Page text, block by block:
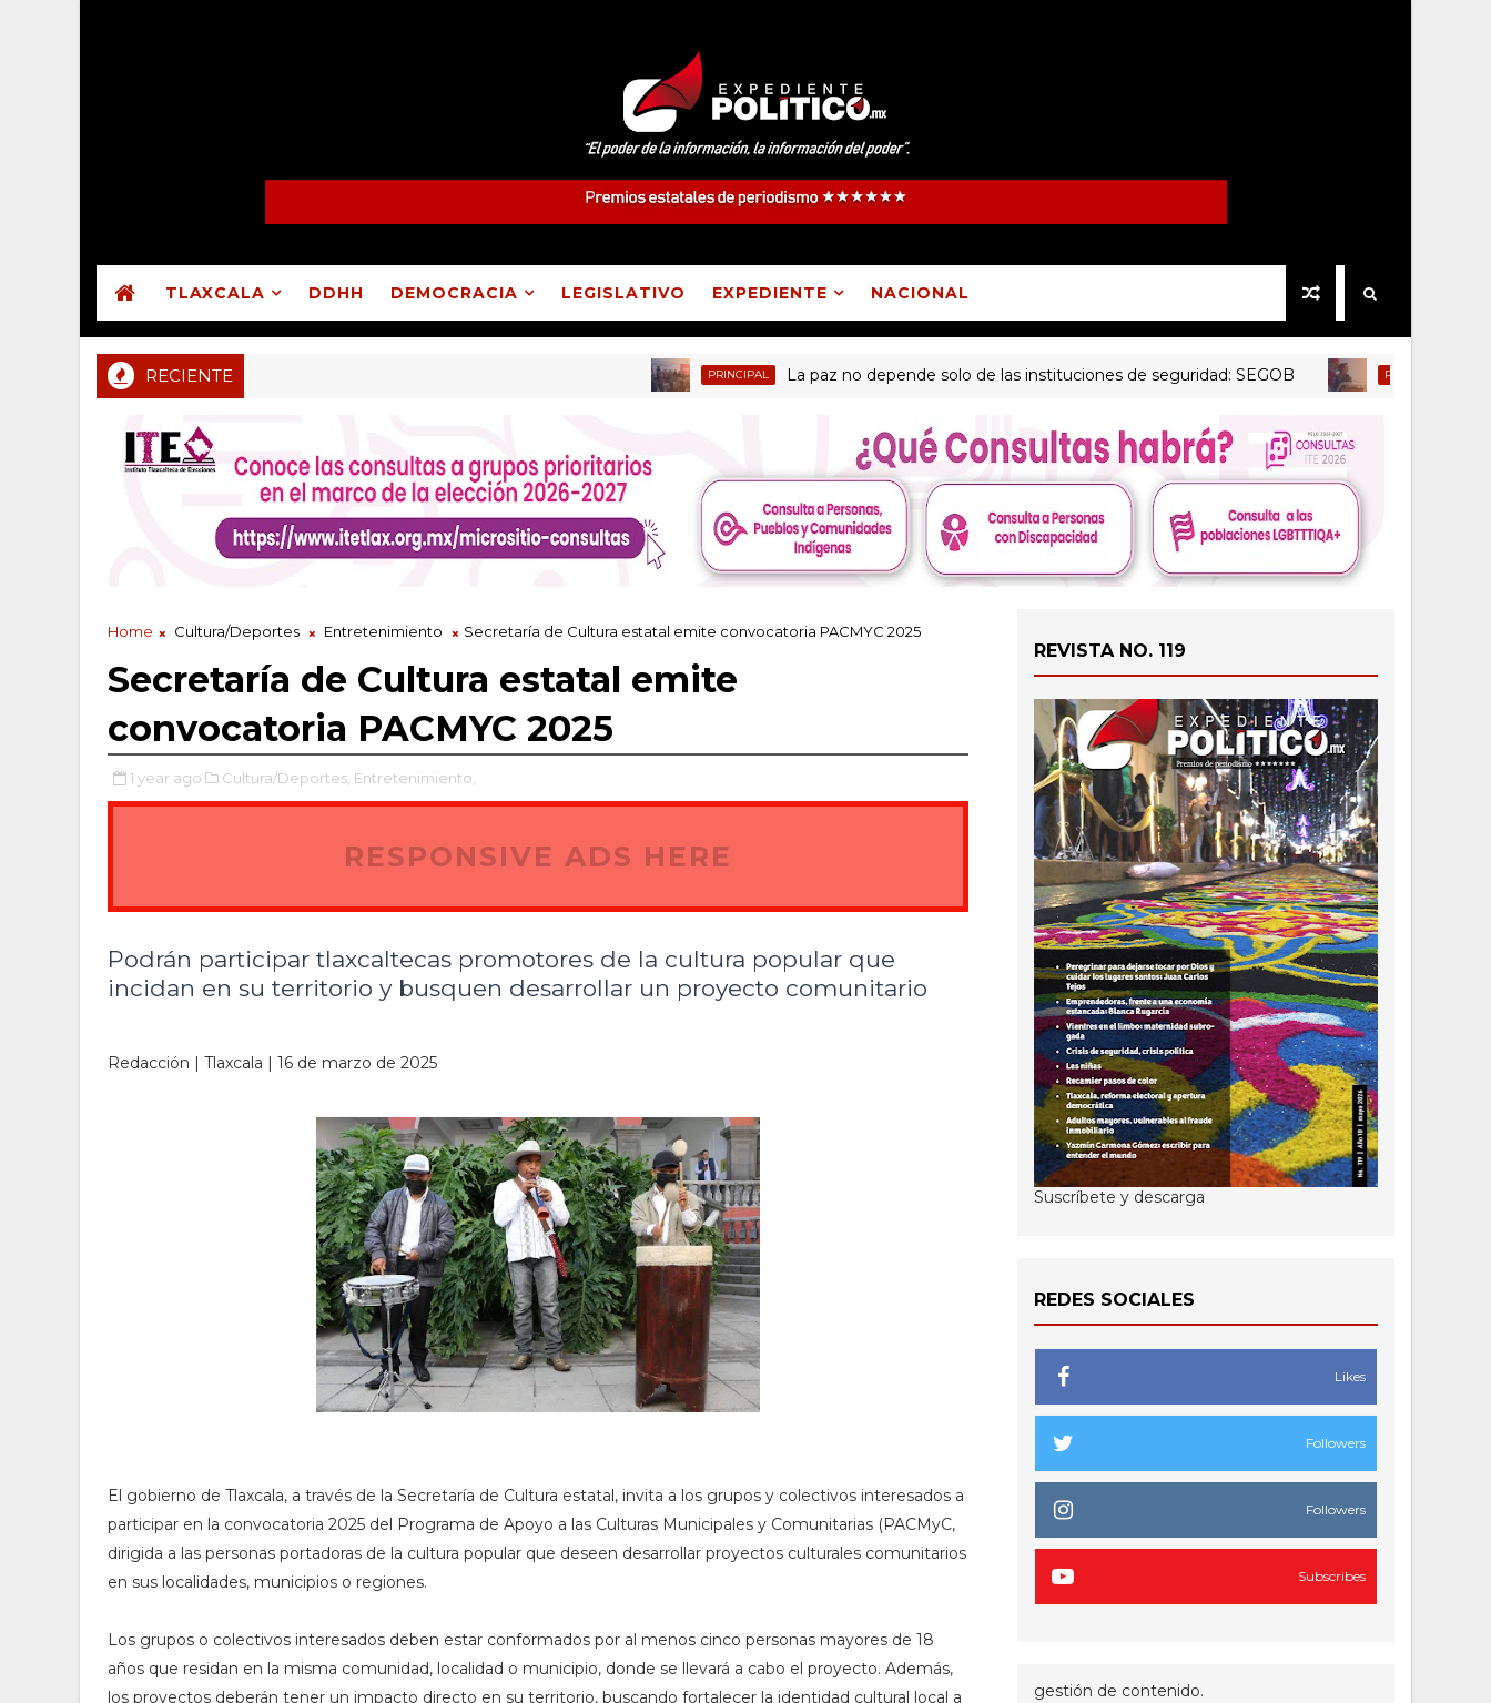
TLAXCALA DDHH DEMOCRACIA LEGISLATIVO EXPEDIENTE NACIONAL
RECIENTE PRINCIPAL La paz no depende solo de las instituciones de seguridad: SEGOB PRINCIPAL
Home Cultura/Deportes Entretenimiento Secretaría de Cultura estatal emite convocatoria PACMYC 2025
Secretaría de Cultura estatal emite
convocatoria PACMYC 2025
1 year ago Cultura/Deportes, Entretenimiento,
RESPONSIVE ADS HERE
Podrán participar tlaxcaltecas promotores de la cultura popular que
incidan en su territorio y busquen desarrollar un proyecto comunitario
Redacción | Tlaxcala | 16 de marzo de 2025
El gobierno de Tlaxcala, a través de la Secretaría de Cultura estatal, invita a los grupos y colectivos interesados a
participar en la convocatoria 2025 del Programa de Apoyo a las Culturas Municipales y Comunitarias (PACMyC,
dirigida a las personas portadoras de la cultura popular que deseen desarrollar proyectos culturales comunitarios
en sus localidades, municipios o regiones.
Los grupos o colectivos interesados deben estar conformados por al menos cinco personas mayores de 18
años que residan en la misma comunidad, localidad o municipio, donde se llevará a cabo el proyecto. Además,
los proyectos deberán tener un impacto directo en su territorio, buscando fortalecer la identidad cultural local a
REVISTA NO. 119
Suscríbete y descarga
REDES SOCIALES
Likes
Followers
Followers
Subscribes
gestión de contenido.